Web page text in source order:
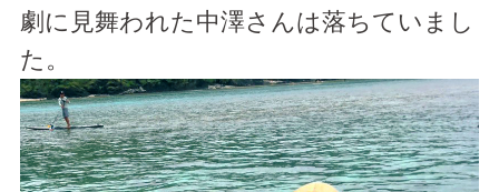
劇に見舞われた中澤さんは落ちていまし
た。